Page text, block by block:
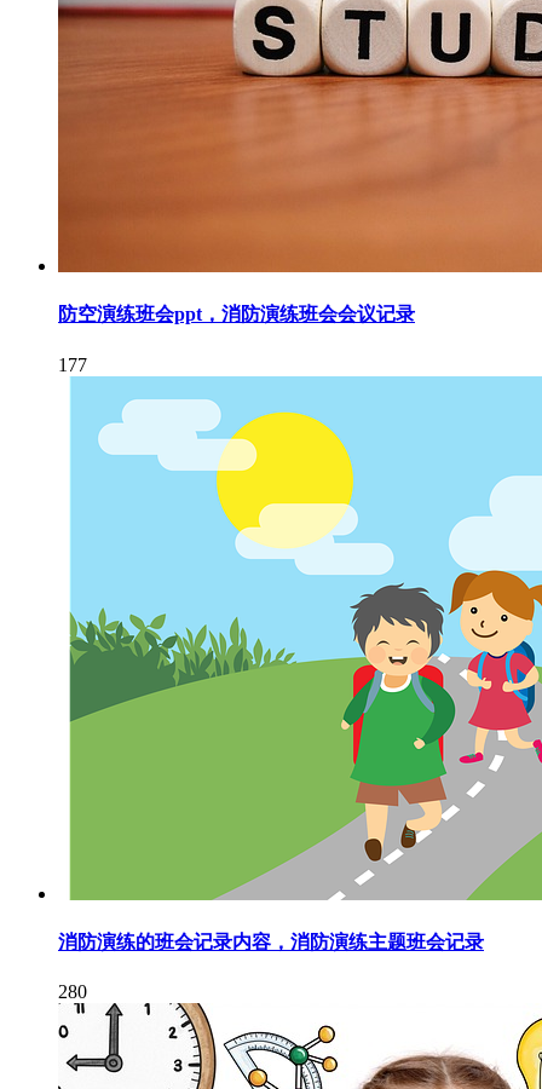
防空演练班会ppt，消防演练班会会议记录
177
消防演练的班会记录内容，消防演练主题班会记录
280